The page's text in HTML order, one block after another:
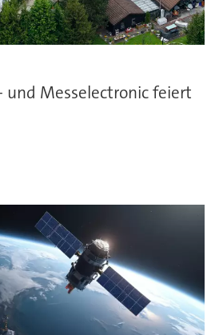
und Messelectronic feiert